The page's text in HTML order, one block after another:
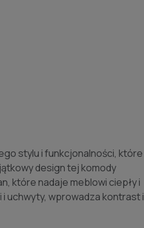
stylu i funkcjonalności, które
design tej komody
które nadaje meblowi ciepły i
uchwyty, wprowadza kontrast i